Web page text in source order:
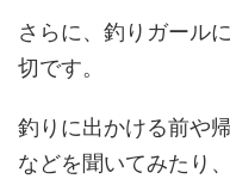
さらに、釣りガール
切です。
釣りに出かける前や
などを聞いてみたり